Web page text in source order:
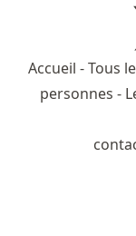
Accueil -Tous
personnes -